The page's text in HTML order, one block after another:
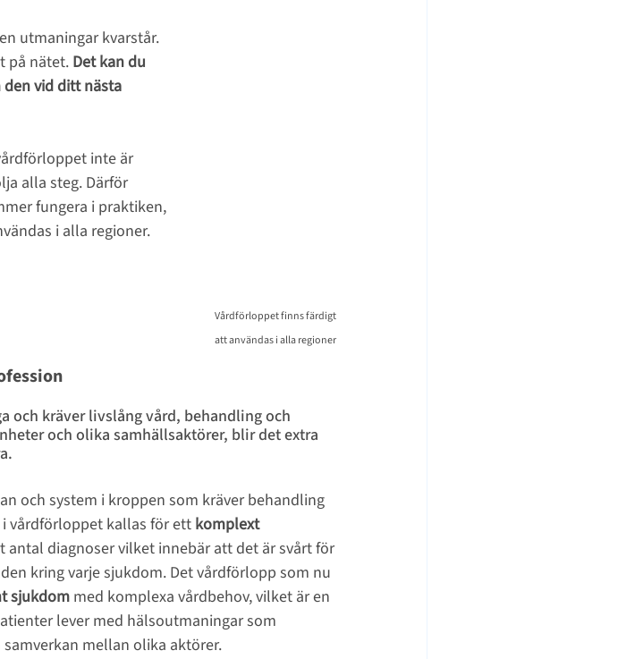
Vårdförloppet finns färdigt
att användas i alla regioner
utmaningar kvarstår.
på nätet. Det kan du
vid ditt nästa
inte är
alla steg. Därför
fungera i praktiken,
i alla regioner.
och kräver livslång vård, behandling och
och olika samhällsaktörer, blir det extra
och system i kroppen som kräver behandling
vårdförloppet kallas för ett komplext
diagnoser vilket innebär att det är svårt för
kring varje sjukdom. Det vårdförlopp som nu
sjukdom med komplexa vårdbehov, vilket är en
lever med hälsoutmaningar som
mellan olika aktörer.